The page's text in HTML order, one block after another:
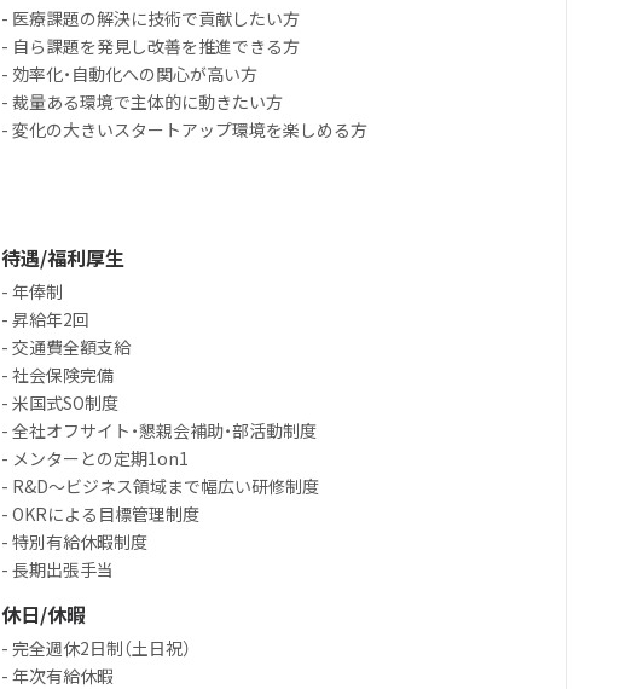
- 医療課題の解決に技術で貢献したい方
- 自ら課題を発見し改善を推進できる方
- 効率化・自動化への関心が高い方
- 裁量ある環境で主体的に動きたい方
- 変化の大きいスタートアップ環境を楽しめる方
待遇/福利厚生
- 年俸制
- 昇給年2回
- 交通費全額支給
- 社会保険完備
- 米国式SO制度
- 全社オフサイト・懇親会補助・部活動制度
- メンターとの定期1on1
- R&D〜ビジネス領域まで幅広い研修制度
- OKRによる目標管理制度
- 特別有給休暇制度
- 長期出張手当
休日/休暇
- 完全週休2日制（土日祝）
- 年次有給休暇